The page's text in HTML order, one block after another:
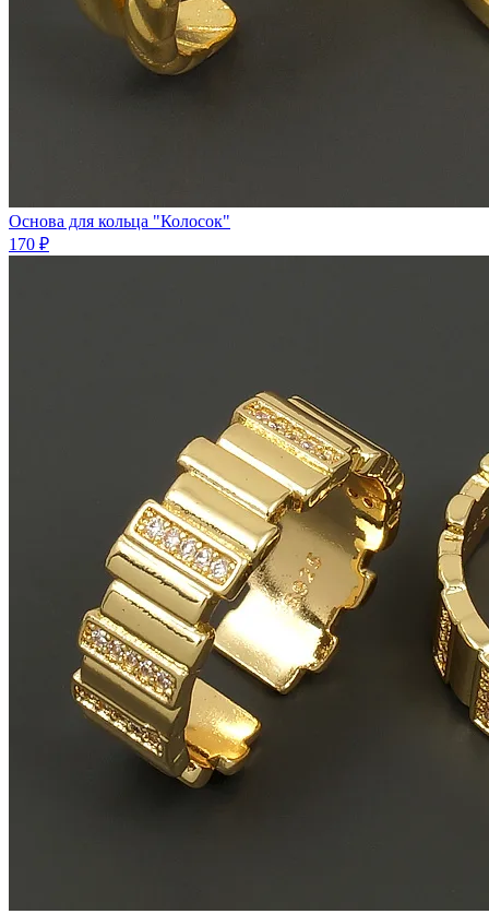
Основа для кольца "Колосок"
170 ₽